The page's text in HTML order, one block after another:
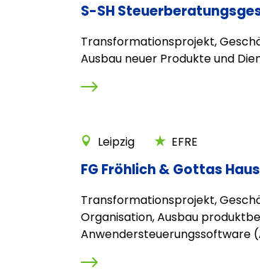
S-SH
Transformationsprojekt,
Ausbau neuer Produkte und
Leipzig EFRE
FG Fröhlich & Gottas
Transformationsprojekt,
Organisation, Ausbau
Anwendersteuerungssoftware